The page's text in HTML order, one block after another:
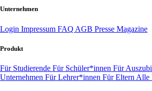
Unternehmen
Login Impressum FAQ AGB Presse Magazine
Produkt
Für Studierende Für Schüler*innen Für
Unternehmen Für Lehrer*innen Für Eltern Alle